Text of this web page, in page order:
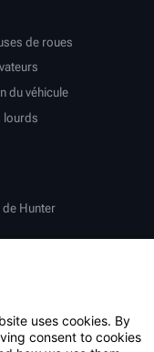
de roues
du véhicule
lourds
Hunter
uses cookies. By
consent to cookies